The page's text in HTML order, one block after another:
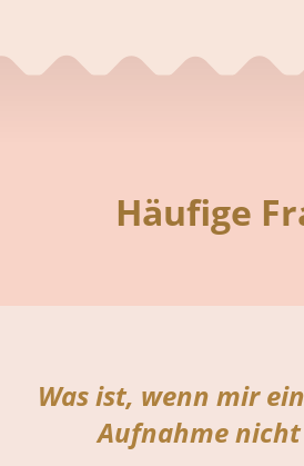
Häufige
Was ist, wenn mir
Aufnahme